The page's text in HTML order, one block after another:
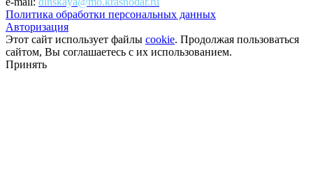
Политика обработки персональных данных
Авторизация
Этот сайт использует файлы cookie. Продолжая пользоваться
сайтом, Вы соглашаетесь с их использованием.
Принять